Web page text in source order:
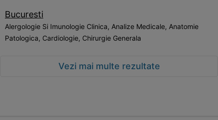
Bucuresti
Alergologie Si Imunologie Clinica, Analize Medicale, Anatomie
Patologica, Cardiologie, Chirurgie Generala
Vezi mai multe rezultate